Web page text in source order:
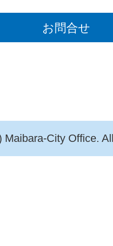
お問合せ
Maibara-City Office.